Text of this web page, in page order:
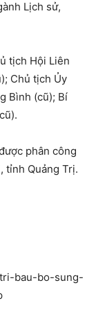
Lịch sử,
tịch Hội Liên
Chủ tịch Ủy
Bình (cũ); Bí
phân công
tỉnh Quảng Trị.
bau-bo-sung-